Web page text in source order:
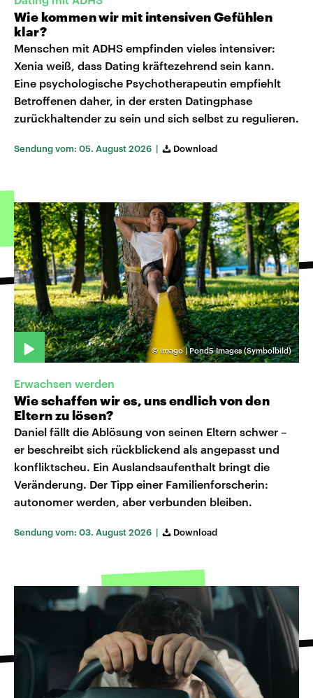
Wie kommen wir mit intensiven Gefühlen
klar?
Menschen mit ADHS empfinden vieles intensiver:
Xenia weiß, dass Dating kräftezehrend sein kann.
Eine psychologische Psychotherapeutin empfiehlt
Betroffenen daher, in der ersten Datingphase
zurückhaltender zu sein und sich selbst zu regulieren.
Sendung vom: 05. August 2026 | Download
© imago | Pond5 Images (Symbolbild)
Erwachsen werden
Wie schaffen wir es, uns endlich von den
Eltern zu lösen?
Daniel fällt die Ablösung von seinen Eltern schwer –
er beschreibt sich rückblickend als angepasst und
konfliktscheu. Ein Auslandsaufenthalt bringt die
Veränderung. Der Tipp einer Familienforscherin:
autonomer werden, aber verbunden bleiben.
Sendung vom: 03. August 2026 | Download